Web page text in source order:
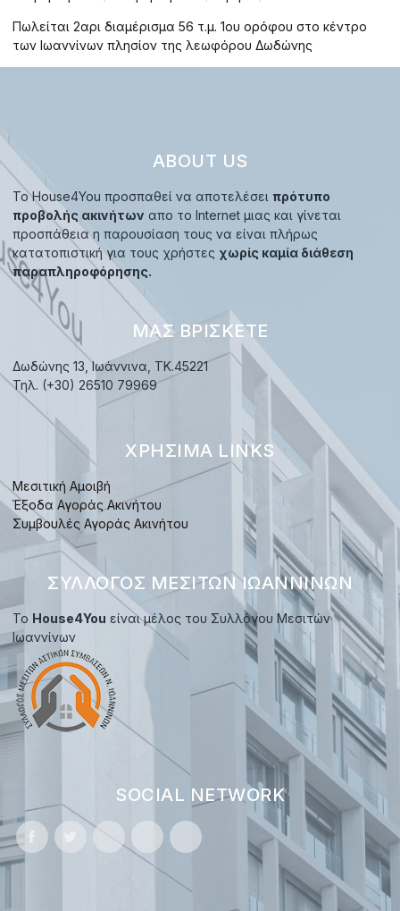
Πωλείται 2αρι διαμέρισμα 56 τ.μ. 1ου ορόφου στο κέντρο
των Ιωαννίνων πλησίον της λεωφόρου Δωδώνης
ABOUT US
Το House4You προσπαθεί να αποτελέσει πρότυπο
προβολής ακινήτων απο το Internet μιας και γίνεται
προσπάθεια η παρουσίαση τους να είναι πλήρως
κατατοπιστική για τους χρήστες χωρίς καμία διάθεση
παραπληροφόρησης.
ΜΑΣ ΒΡΊΣΚΕΤΕ
Δωδώνης 13, Ιωάννινα, TK.45221
Τηλ. (+30) 26510 79969
ΧΡΉΣΙΜΑ LINKS
Μεσιτική Αμοιβή
Έξοδα Αγοράς Ακινήτου
Συμβουλές Αγοράς Ακινήτου
ΣΎΛΛΟΓΟΣ ΜΕΣΙΤΏΝ ΙΩΑΝΝΊΝΩΝ
Το House4You είναι μέλος του Συλλόγου Μεσιτών
Ιωαννίνων
SOCIAL NETWORK